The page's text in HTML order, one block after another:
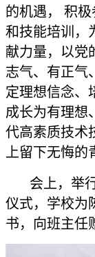
的机遇， 积
和技能培训，
献力量，以党
志气、有正气
定理想信念、
成长为有理想
代高素质技术
上留下无悔的
会上，举行
仪式，学校为
书，向班主任